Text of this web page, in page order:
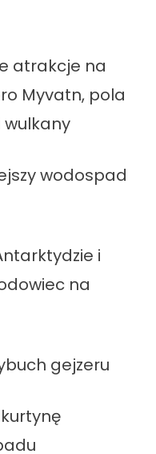
atrakcje na
Myvatn, pola
wodospad
i
na
gejzeru